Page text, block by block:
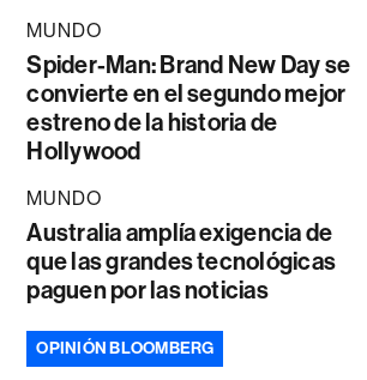
MUNDO
Spider-Man: Brand New Day se
convierte en el segundo mejor
estreno de la historia de
Hollywood
MUNDO
Australia amplía exigencia de
que las grandes tecnológicas
paguen por las noticias
OPINIÓN BLOOMBERG